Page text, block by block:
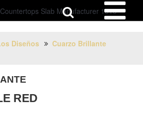
Diseños
Cuarzo Brillante
RED